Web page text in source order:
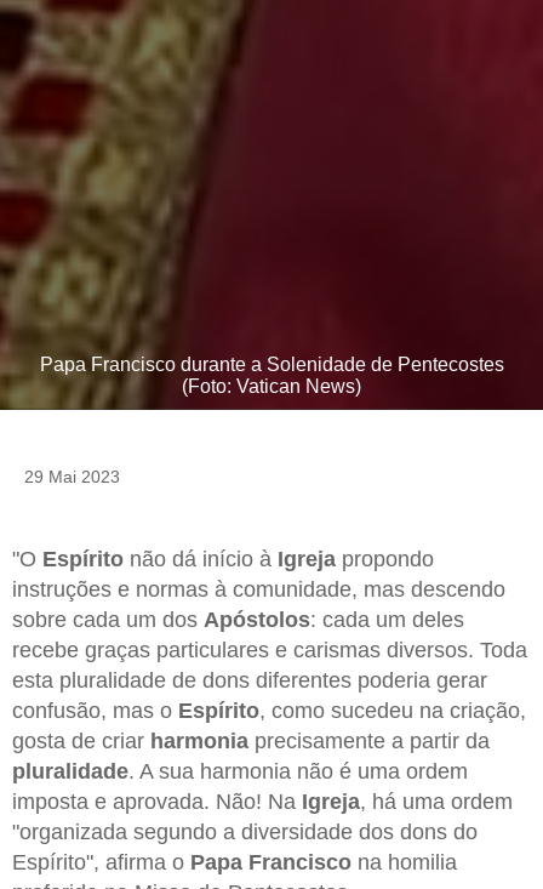
Papa Francisco durante a Solenidade de Pentecostes
(Foto: Vatican News)
29 Mai 2023
"O Espírito não dá início à Igreja propondo
instruções e normas à comunidade, mas descendo
sobre cada um dos Apóstolos: cada um deles
recebe graças particulares e carismas diversos. Toda
esta pluralidade de dons diferentes poderia gerar
confusão, mas o Espírito, como sucedeu na criação,
gosta de criar harmonia precisamente a partir da
pluralidade. A sua harmonia não é uma ordem
imposta e aprovada. Não! Na Igreja, há uma ordem
"organizada segundo a diversidade dos dons do
Espírito", afirma o Papa Francisco na homilia